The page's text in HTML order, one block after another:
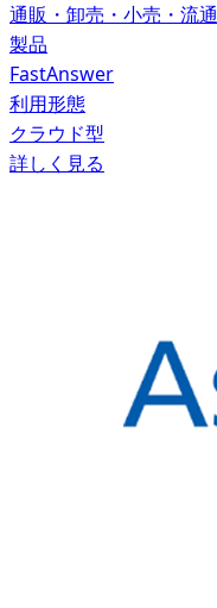
通販・卸売・小売・流通
製品
FastAnswer
利用形態
クラウド型
詳しく見る